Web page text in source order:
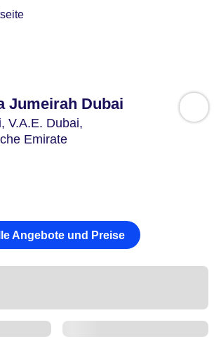
Jumeirah Dubai
V.A.E. Dubai,
Emirate
Angebote und Preise